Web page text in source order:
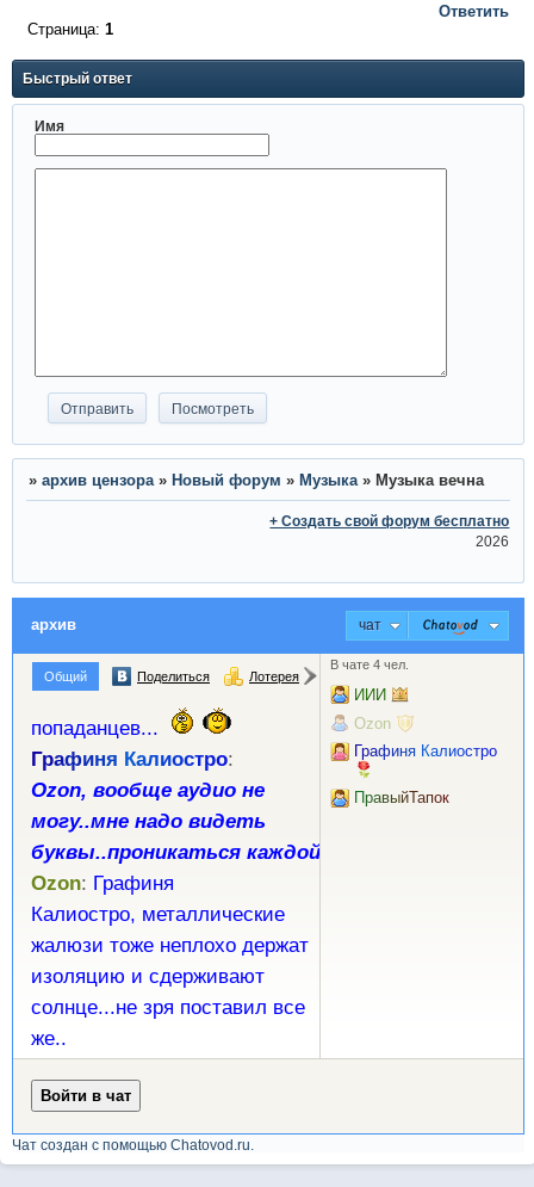
Ответить
Страница: 1
Быстрый ответ
Имя
» архив цензора » Новый форум » Музыка » Музыка вечна
+ Создать свой форум бесплатно
2026
Чат создан с помощью Chatovod.ru.